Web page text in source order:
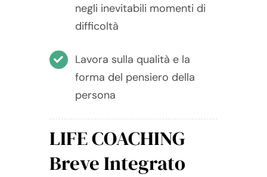
negli inevitabili momenti di
difficoltà
Lavora sulla qualità e la
forma del pensiero della
persona
LIFE COACHING
Breve Integrato